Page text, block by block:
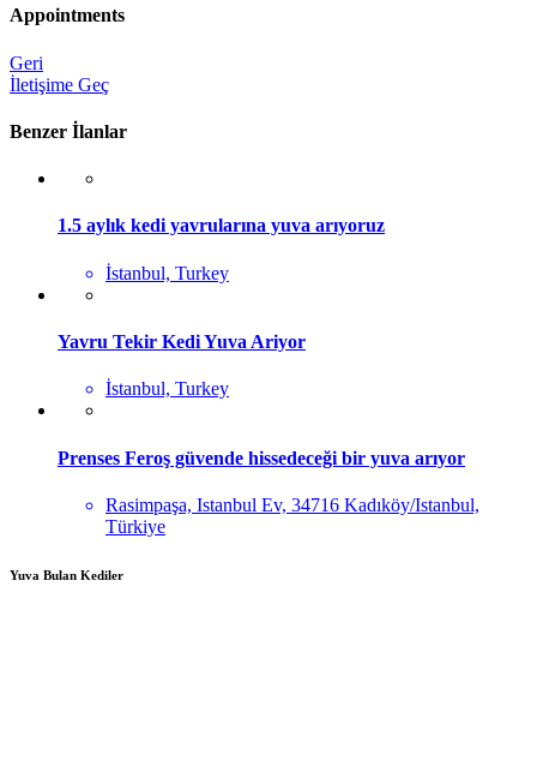
Appointments
Geri
İletişime Geç
Benzer İlanlar
1.5 aylık kedi yavrularına yuva arıyoruz
İstanbul, Turkey
Yavru Tekir Kedi Yuva Ariyor
İstanbul, Turkey
Prenses Feroş güvende hissedeceği bir yuva arıyor
Rasimpaşa, Istanbul Ev, 34716 Kadıköy/Istanbul,
Türkiye
Yuva Bulan Kediler